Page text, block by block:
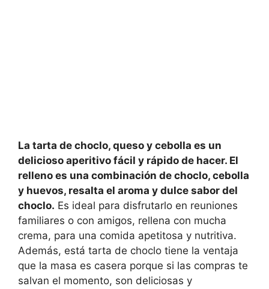
La tarta de choclo, queso y cebolla es un
delicioso aperitivo fácil y rápido de hacer. El
relleno es una combinación de choclo, cebolla
y huevos, resalta el aroma y dulce sabor del
choclo. Es ideal para disfrutarlo en reuniones
familiares o con amigos, rellena con mucha
crema, para una comida apetitosa y nutritiva.
Además, está tarta de choclo tiene la ventaja
que la masa es casera porque si las compras te
salvan el momento, son deliciosas y